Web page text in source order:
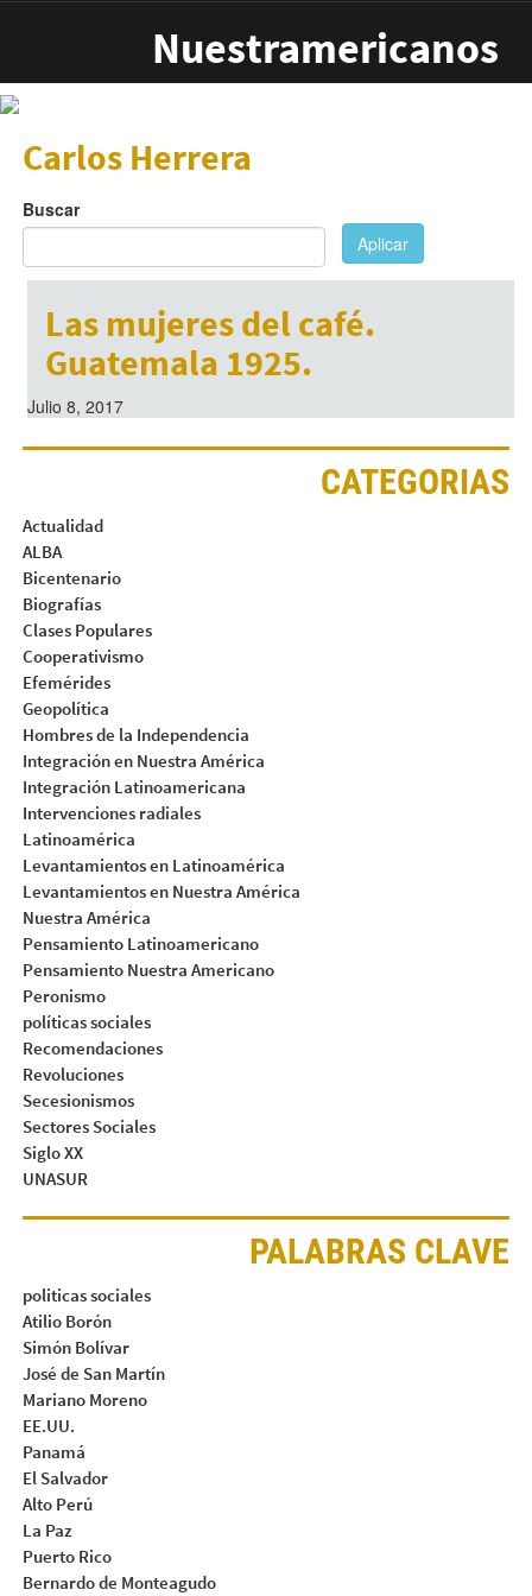
Nuestramericanos
Carlos Herrera
Buscar
Aplicar
Las mujeres del café.
Guatemala 1925.
Julio 8, 2017
CATEGORIAS
Actualidad
ALBA
Bicentenario
Biografías
Clases Populares
Cooperativismo
Efemérides
Geopolítica
Hombres de la Independencia
Integración en Nuestra América
Integración Latinoamericana
Intervenciones radiales
Latinoamérica
Levantamientos en Latinoamérica
Levantamientos en Nuestra América
Nuestra América
Pensamiento Latinoamericano
Pensamiento Nuestra Americano
Peronismo
políticas sociales
Recomendaciones
Revoluciones
Secesionismos
Sectores Sociales
Siglo XX
UNASUR
PALABRAS CLAVE
politicas sociales
Atilio Borón
Simón Bolívar
José de San Martín
Mariano Moreno
EE.UU.
Panamá
El Salvador
Alto Perú
La Paz
Puerto Rico
Bernardo de Monteagudo